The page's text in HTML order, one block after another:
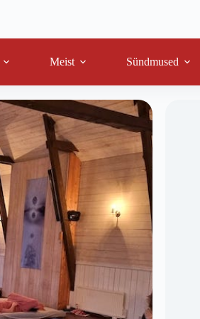
Meist Sündmused